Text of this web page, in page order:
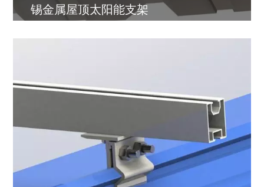
锡金属屋顶太阳能支架